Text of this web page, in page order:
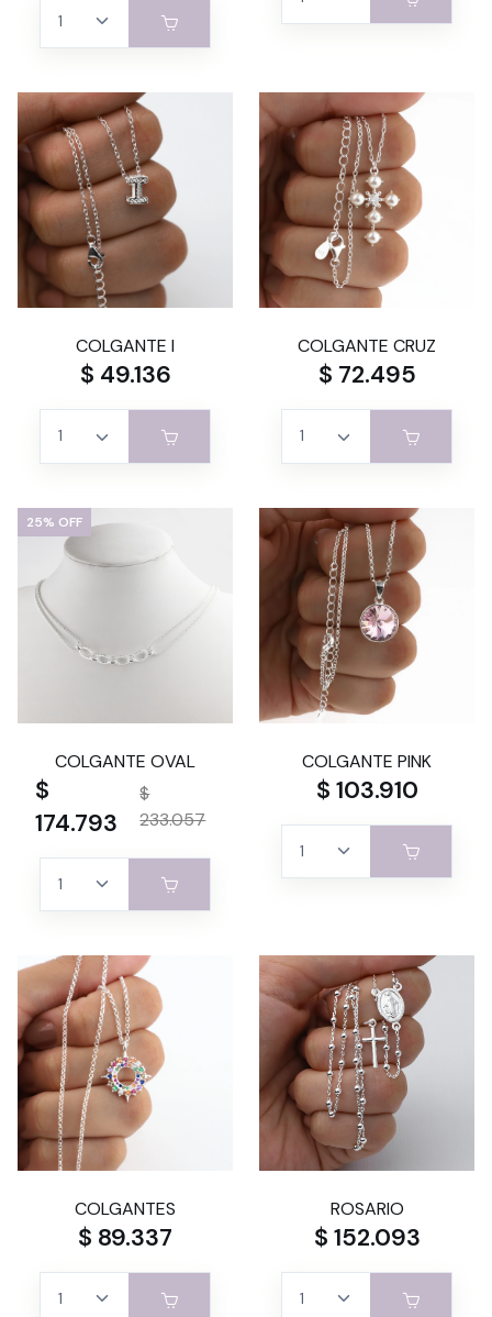
COLGANTE I
$ 49.136
COLGANTE CRUZ
$ 72.495
25% OFF
COLGANTE OVAL
$
174.793
$
233.057
COLGANTE PINK
$ 103.910
COLGANTES
$ 89.337
ROSARIO
$ 152.093